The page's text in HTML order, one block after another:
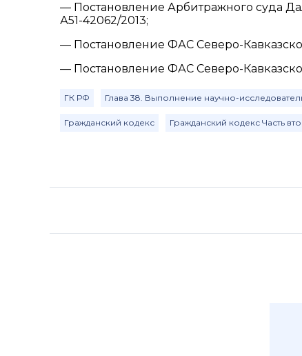
— Постановление Арбитражного суда
А51-42062/2013;
— Постановление ФАС Северо-
— Постановление ФАС Северо-
ГК РФ Глава 38. Выполнение научно-
Гражданский кодекс Гражданский кодекс Часть